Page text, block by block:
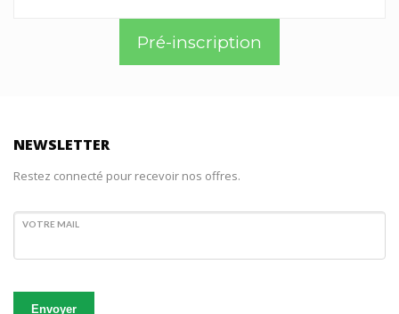
Pré-inscription
NEWSLETTER
Restez connecté pour recevoir nos offres.
VOTRE MAIL
Envoyer